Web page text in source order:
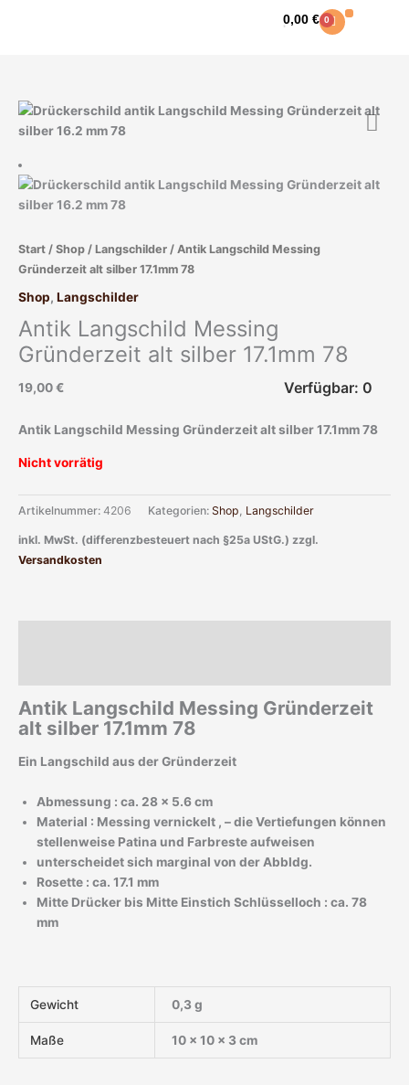
0,00€ 0
Warenkorb
Start / Shop / Langschilder / Antik Langschild Messing
Gründerzeit alt silber 17.1mm 78
Shop, Langschilder
Antik Langschild Messing
Gründerzeit alt silber 17.1mm 78
19,00€ Verfügbar: 0
Antik Langschild Messing Gründerzeit alt silber 17.1mm 78
Nicht vorrätig
Artikelnummer: 4206 Kategorien: Shop, Langschilder
inkl. MwSt. (differenzbesteuert nach §25a UStG.) zzgl.
Versandkosten
Antik Langschild Messing Gründerzeit
alt silber 17.1mm 78
Ein Langschild aus der Gründerzeit
Abmessung : ca. 28 x 5.6 cm
Material : Messing vernickelt , – die Vertiefungen können
stellenweise Patina und Farbreste aufweisen
unterscheidet sich marginal von der Abbldg.
Rosette : ca. 17.1 mm
Mitte Drücker bis Mitte Einstich Schlüsselloch : ca. 78
mm
Gewicht 0,3 g
Maße 10 × 10 × 3 cm